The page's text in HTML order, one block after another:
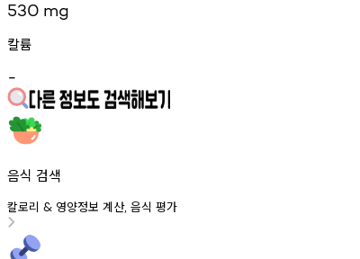
530 mg
칼륨
-
음식 검색
칼로리 & 영양정보 계산, 음식 평가